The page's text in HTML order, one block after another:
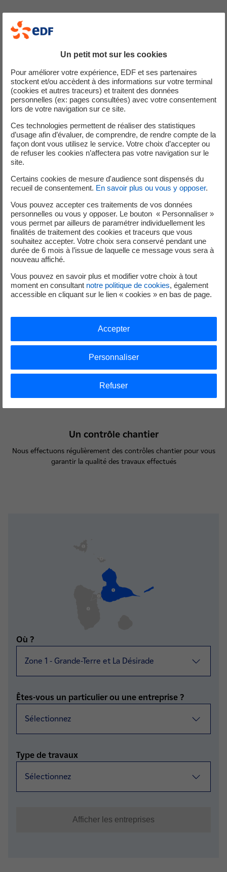
Faites vos demandes de devis en quelques minutes parmi
Un partenaire EDF qualifié
de leurs interventions
Des équipements de qualité
Un contrôle chantier
Nous effectuons régulièrement des contrôles chantier pour vous
garantir la qualité des travaux effectués
Critères de recherche sélectionnés
Où ?
Êtes-vous un particulier ou une entreprise ?
Type de travaux
Un petit mot sur les cookies
Pour améliorer votre expérience, EDF et ses partenaires
stockent et/ou accèdent à des informations sur votre terminal
(cookies et autres traceurs) et traitent des données
personnelles (ex: pages consultées) avec votre consentement
lors de votre navigation sur ce site.
Ces technologies permettent de réaliser des statistiques
d’usage afin d’évaluer, de comprendre, de rendre compte de la
façon dont vous utilisez le service. Votre choix d’accepter ou
de refuser les cookies n’affectera pas votre navigation sur le
site.
Certains cookies de mesure d'audience sont dispensés du
recueil de consentement. En savoir plus ou vous y opposer.
Vous pouvez accepter ces traitements de vos données
personnelles ou vous y opposer. Le bouton « Personnaliser »
vous permet par ailleurs de paramétrer individuellement les
finalités de traitement des cookies et traceurs que vous
souhaitez accepter. Votre choix sera conservé pendant une
durée de 6 mois à l’issue de laquelle ce message vous sera à
nouveau affiché.
Vous pouvez en savoir plus et modifier votre choix à tout
moment en consultant notre politique de cookies, également
accessible en cliquant sur le lien « cookies » en bas de page.
Refuser
Personnaliser
Accepter